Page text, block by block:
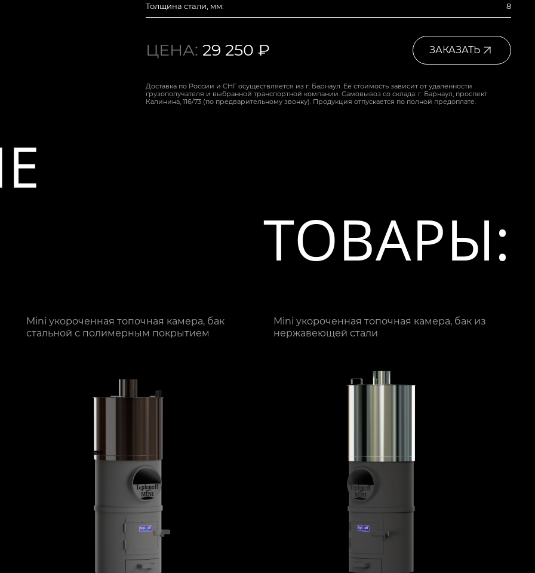
Толщина стали, мм: 8
ЦЕНА:29 250 ₽ ЗАКАЗАТЬ
Доставка по России и СНГ осуществляется из г. Барнаул. Её стоимость зависит от удаленности
грузополучателя и выбранной транспортной компании. Самовывоз со склада: г. Барнаул, проспект
Калинина, 116/73 (по предварительному звонку). Продукция отпускается по полной предоплате.
ТОВАРЫ:
Mini укороченная топочная камера, бак
стальной с полимерным покрытием
Mini укороченная топочная камера, бак из
нержавеющей стали